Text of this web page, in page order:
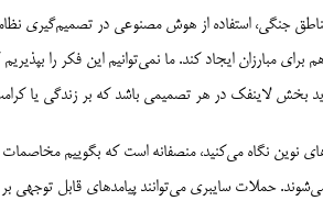
مناطق جنگی، استفاده از هوش مصنوعی در تصمیم‌گیری
برای مبارزان ایجاد کند. ما نمی­‌توانیم این فکر را
بخش لاینفک در هر تصمیمی باشد که بر زندگی یا
نوین نگاه می‌کنید، منصفانه است که بگوییم مخاصمات
حملات سایبری می‌­توانند پیامدهای قابل توجهی بر